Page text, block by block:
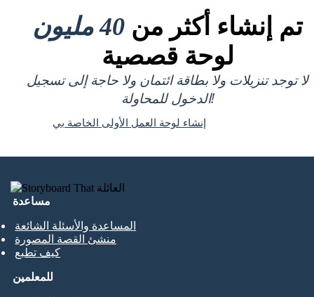
تم إنشاء أكثر من 40 مليون
لوحة قصصية
لا توجد تنزيلات ولا بطاقة ائتمان ولا حاجة إلى تسجيل
الدخول للمحاولة!
إنشاء لوحة العمل الأولى الخاصة بي
مساعدة
المساعدة والأسئلة الشائعة
منشئ القصة المصورة
كيف تطبع
للمعلمين